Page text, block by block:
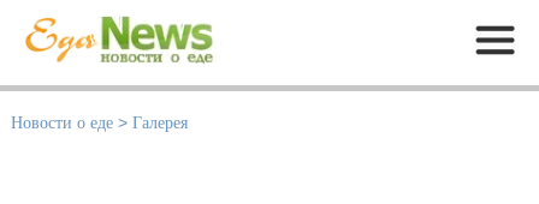
Меню
Новости о еде > Галерея